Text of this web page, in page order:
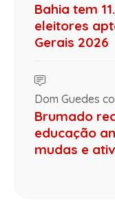
Bahia tem
eleitores
Gerais 2026
Dom Guedes
Brumado
educação
mudas e